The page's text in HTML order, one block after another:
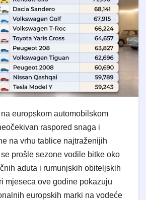
europskom automobilskom
raspored snaga i
na vrhu tablice najtraženijih
prošle sezone vodile bitke oko
aduta i rumunjskih obiteljskih
mjeseca ove godine pokazuju
europskih marki na vodeće